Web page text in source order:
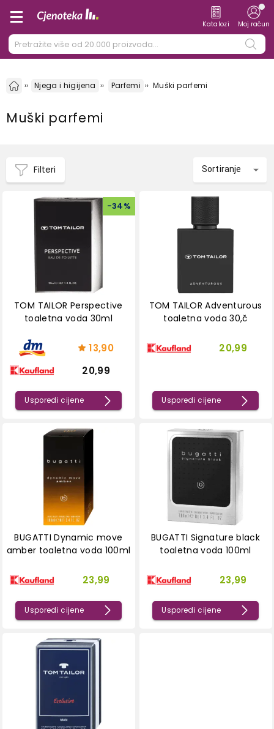
Katalozi Moj račun
Njega i higijena Parfemi Muški parfemi
Muški parfemi
Filteri Sortiranje
-34%
TOM TAILOR Perspective
toaletna voda 30ml
13,90
20,99
Usporedi cijene
TOM TAILOR Adventurous
toaletna voda 30,č
20,99
Usporedi cijene
BUGATTI Dynamic move
amber toaletna voda 100ml
23,99
Usporedi cijene
BUGATTI Signature black
toaletna voda 100ml
23,99
Usporedi cijene